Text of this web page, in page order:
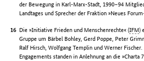
der Bewegung in Karl-Marx-Stadt, 1990–94
Landtages und Sprecher der Fraktion »Neues
Die »Initiative Frieden und Menschenrechte« (IFM)
Gruppe um Bärbel Bohley, Gerd Poppe, Peter
Ralf Hirsch, Wolfgang Templin und Werner
Engagements standen in Anlehnung an die »Charta